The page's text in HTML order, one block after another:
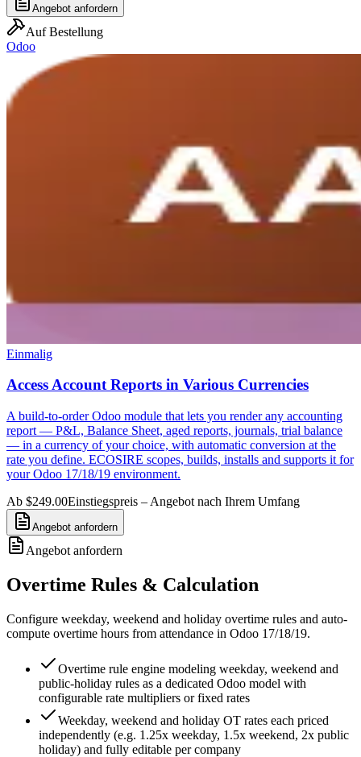
Angebot anfordern
Auf Bestellung
Odoo
Einmalig
Access Account Reports in Various Currencies
A build-to-order Odoo module that lets you render any accounting
report — P&L, Balance Sheet, aged reports, journals, trial balance
— in a currency of your choice, with automatic conversion at the
rate you define. ECOSIRE scopes, builds, installs and supports it for
your Odoo 17/18/19 environment.
Ab $249.00Einstiegspreis – Angebot nach Ihrem Umfang
Angebot anfordern
Angebot anfordern
Overtime Rules & Calculation
Configure weekday, weekend and holiday overtime rules and auto-
compute overtime hours from attendance in Odoo 17/18/19.
Overtime rule engine modeling weekday, weekend and
public-holiday rules as a dedicated Odoo model with
configurable rate multipliers or fixed rates
Weekday, weekend and holiday OT rates each priced
independently (e.g. 1.25x weekday, 1.5x weekend, 2x public
holiday) and fully editable per company